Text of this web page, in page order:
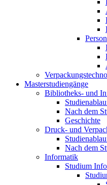
Masterstudiengänge
Bibliotheks- und
Nach dem
Geschichte
Druck- und
Nach dem
Informatik
Studium